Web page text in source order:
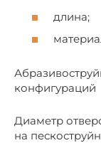
длина;
конфигураций
Диаметр
на